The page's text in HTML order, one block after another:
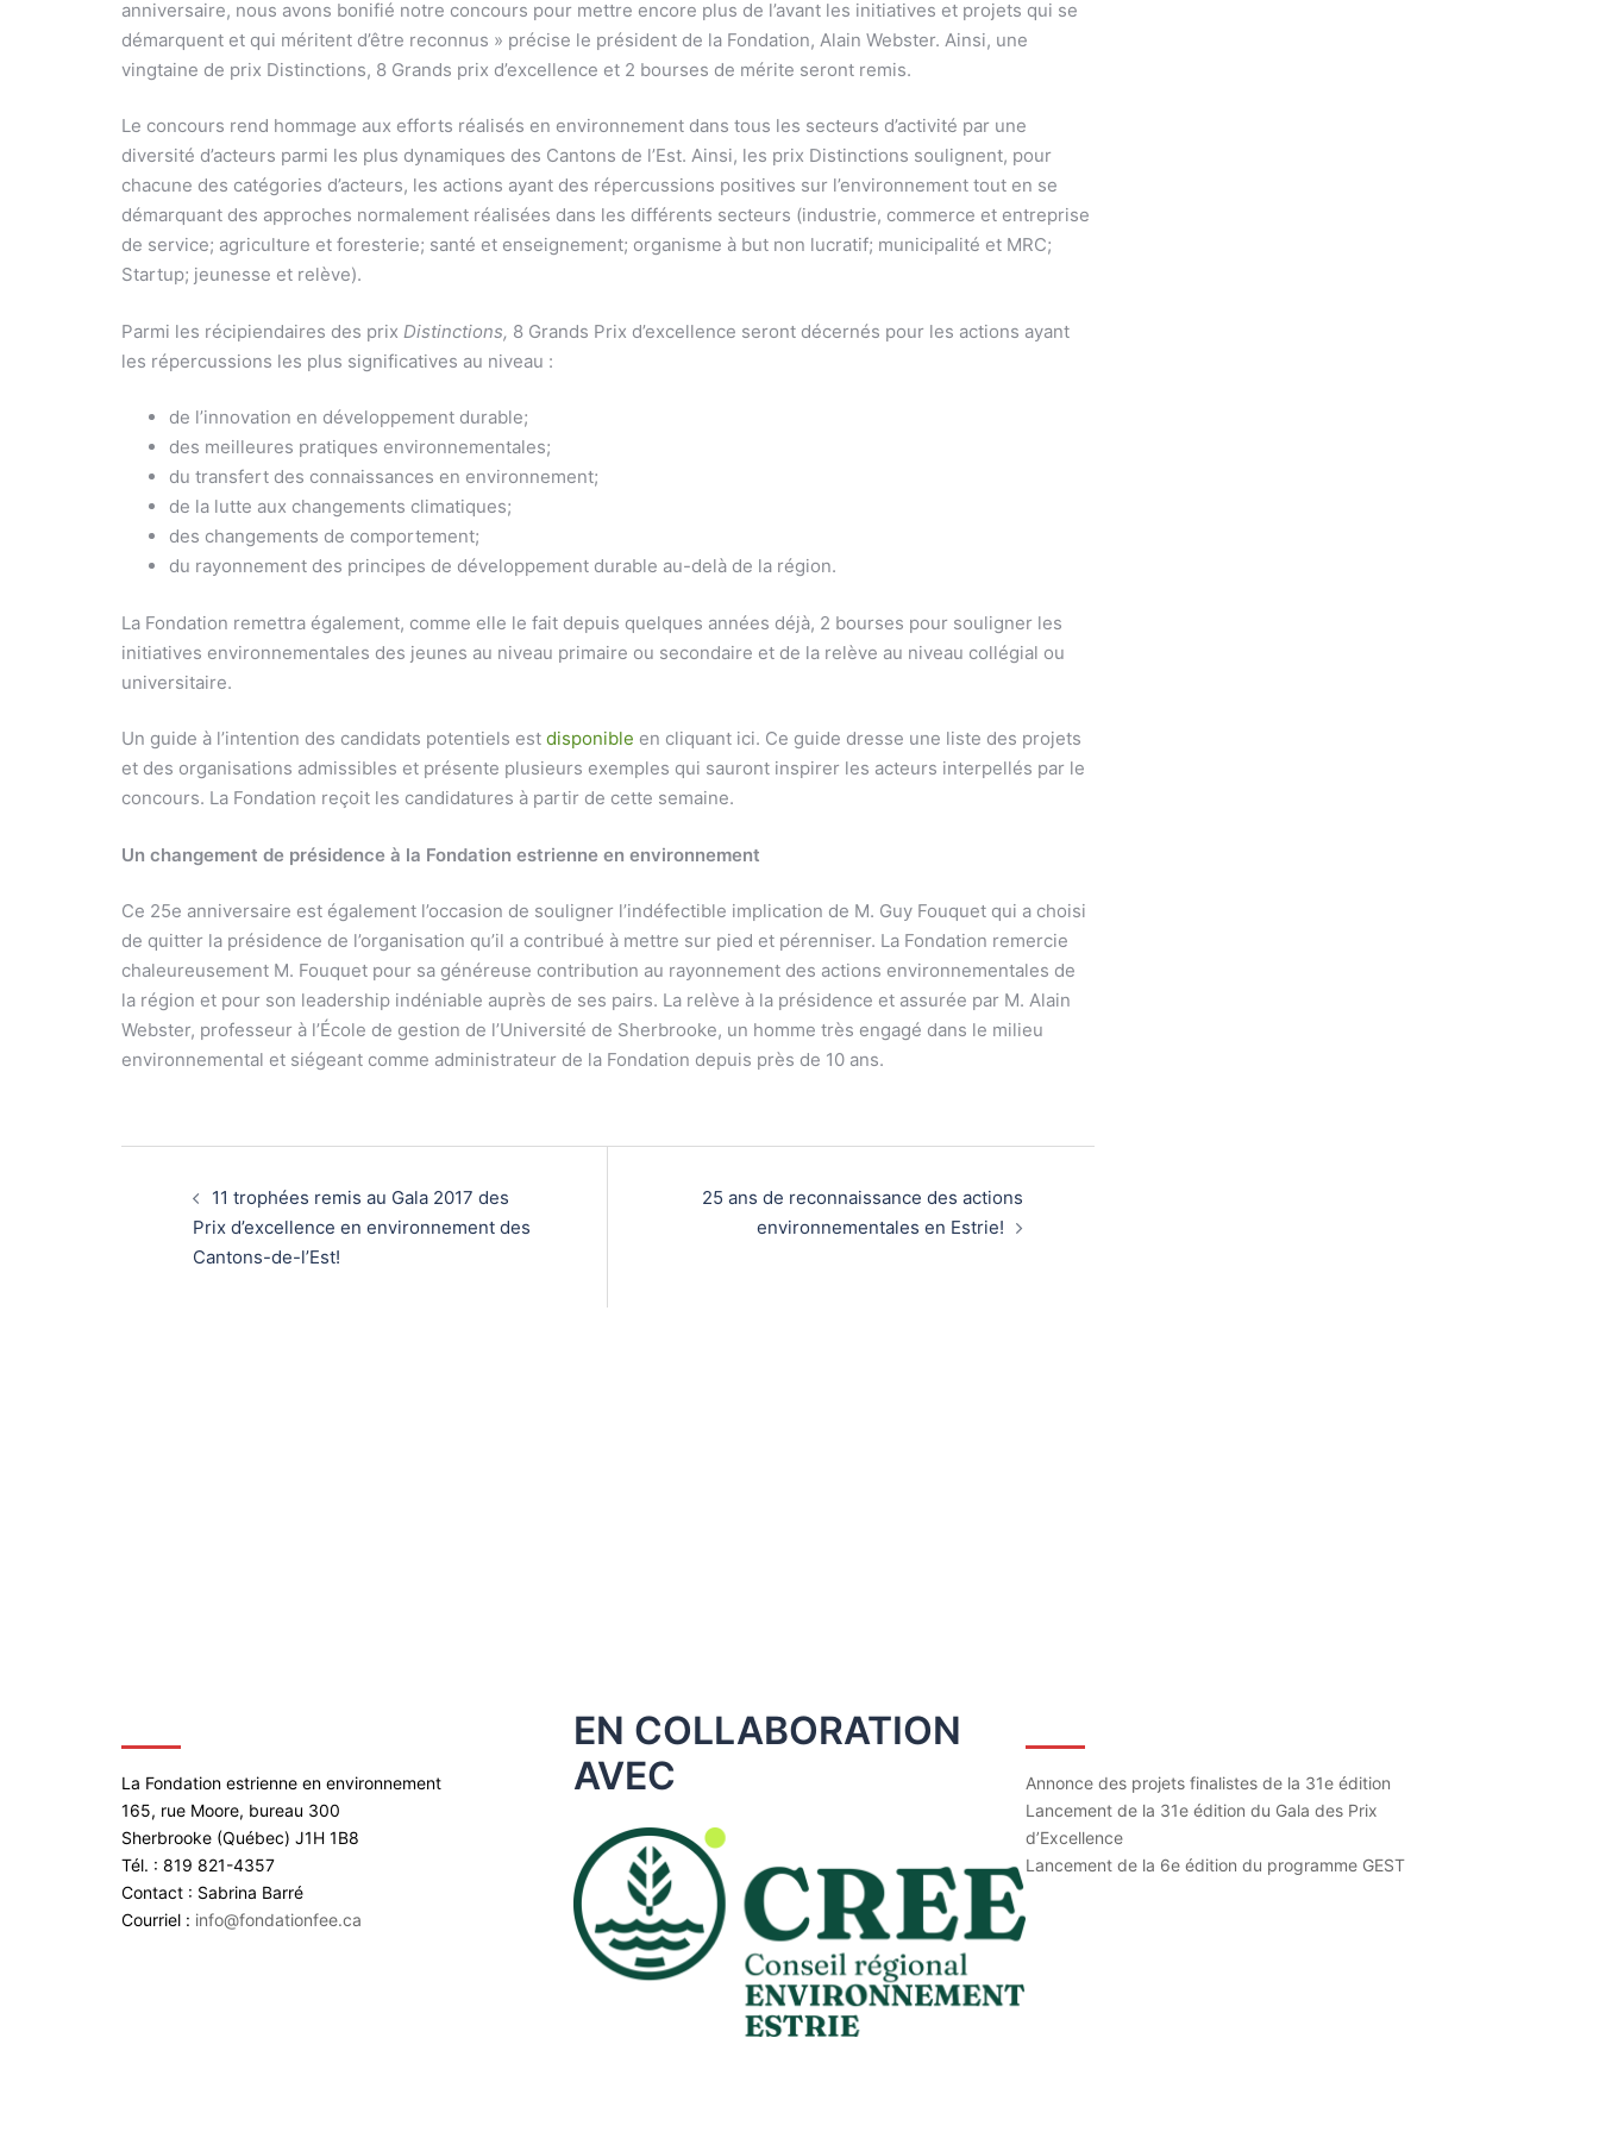
anniversaire, nous avons bonifié notre concours pour mettre encore plus de l’avant les initiatives et projets qui se
démarquent et qui méritent d’être reconnus » précise le président de la Fondation, Alain Webster. Ainsi, une
vingtaine de prix Distinctions, 8 Grands prix d’excellence et 2 bourses de mérite seront remis.
Le concours rend hommage aux efforts réalisés en environnement dans tous les secteurs d’activité par une
diversité d’acteurs parmi les plus dynamiques des Cantons de l’Est. Ainsi, les prix Distinctions soulignent, pour
chacune des catégories d’acteurs, les actions ayant des répercussions positives sur l’environnement tout en se
démarquant des approches normalement réalisées dans les différents secteurs (industrie, commerce et entreprise
de service; agriculture et foresterie; santé et enseignement; organisme à but non lucratif; municipalité et MRC;
Startup; jeunesse et relève).
Parmi les récipiendaires des prix Distinctions, 8 Grands Prix d’excellence seront décernés pour les actions ayant
les répercussions les plus significatives au niveau :
de l’innovation en développement durable;
des meilleures pratiques environnementales;
du transfert des connaissances en environnement;
de la lutte aux changements climatiques;
des changements de comportement;
du rayonnement des principes de développement durable au-delà de la région.
La Fondation remettra également, comme elle le fait depuis quelques années déjà, 2 bourses pour souligner les
initiatives environnementales des jeunes au niveau primaire ou secondaire et de la relève au niveau collégial ou
universitaire.
Un guide à l’intention des candidats potentiels est disponible en cliquant ici. Ce guide dresse une liste des projets
et des organisations admissibles et présente plusieurs exemples qui sauront inspirer les acteurs interpellés par le
concours. La Fondation reçoit les candidatures à partir de cette semaine.
Un changement de présidence à la Fondation estrienne en environnement
Ce 25e anniversaire est également l’occasion de souligner l’indéfectible implication de M. Guy Fouquet qui a choisi
de quitter la présidence de l’organisation qu’il a contribué à mettre sur pied et pérenniser. La Fondation remercie
chaleureusement M. Fouquet pour sa généreuse contribution au rayonnement des actions environnementales de
la région et pour son leadership indéniable auprès de ses pairs. La relève à la présidence et assurée par M. Alain
Webster, professeur à l’École de gestion de l’Université de Sherbrooke, un homme très engagé dans le milieu
environnemental et siégeant comme administrateur de la Fondation depuis près de 10 ans.
11 trophées remis au Gala 2017 des
Prix d’excellence en environnement des
Cantons-de-l’Est!
25 ans de reconnaissance des actions
environnementales en Estrie!
La Fondation estrienne en environnement
165, rue Moore, bureau 300
Sherbrooke (Québec) J1H 1B8
Tél. : 819 821-4357
Contact : Sabrina Barré
Courriel : info@fondationfee.ca
EN COLLABORATION
AVEC
Annonce des projets finalistes de la 31e édition
Lancement de la 31e édition du Gala des Prix
d’Excellence
Lancement de la 6e édition du programme GEST